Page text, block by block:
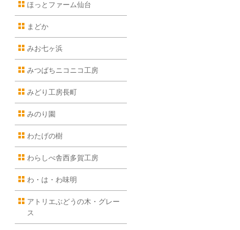
ほっとファーム仙台
まどか
みお七ヶ浜
みつばちニコニコ工房
みどり工房長町
みのり園
わたげの樹
わらしべ舎西多賀工房
わ・は・わ味明
アトリエぶどうの木・グレー
ス